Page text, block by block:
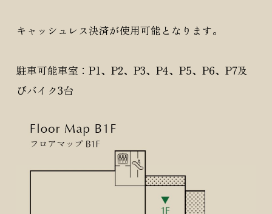
キャッシュレス決済が使用可能となります。
駐車可能車室：P1、P2、P3、P4、P5、P6、P7及
びバイク3台